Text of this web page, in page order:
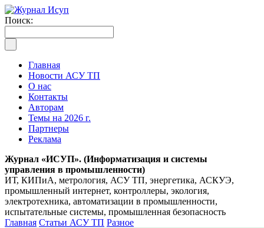
Поиск:
Главная
Новости АСУ ТП
О нас
Контакты
Авторам
Темы на 2026 г.
Партнеры
Реклама
Журнал «ИСУП». (Информатизация и системы
управления в промышленности)
ИТ, КИПиА, метрология, АСУ ТП, энергетика, АСКУЭ,
промышленный интернет, контроллеры, экология,
электротехника, автоматизации в промышленности,
испытательные системы, промышленная безопасность
Главная Статьи АСУ ТП Разное